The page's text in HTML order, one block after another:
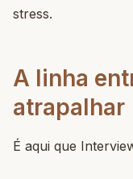
stress.
A linha
atrapalhar
É aqui que